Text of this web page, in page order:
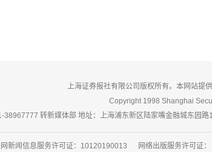
上海证券报社有限公司版权所有。本网站提
Copyright 1998 Shanghai
38967777 转新媒体部 地址：上海浦东新区陆家嘴金融城东园
网新闻信息服务许可证：10120190013 网络出版服务许可证